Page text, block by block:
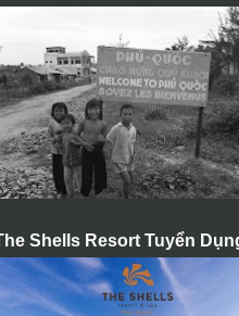
Shells Resort Tuyển